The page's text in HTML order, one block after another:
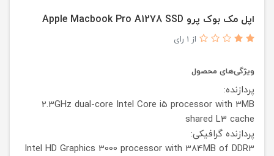
اپل مک بوک پرو Apple Macbook Pro A1278 SSD
از 1 رای
ویژگی‌های محصول
پردازنده:
2.3GHz dual-core Intel Core i5 processor with 3MB
shared L3 cache
پردازنده گرافیکی:
Intel HD Graphics 3000 processor with 384MB of DDR3